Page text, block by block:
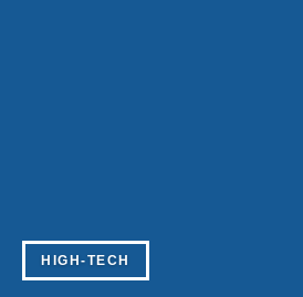
HIGH-TECH